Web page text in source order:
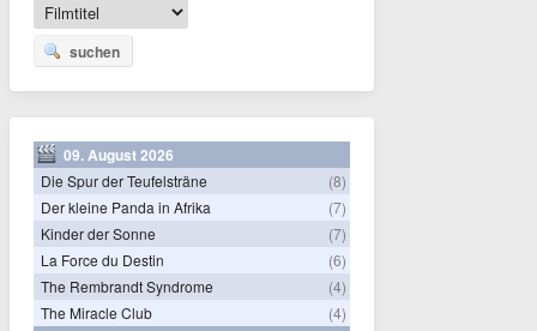
suchen
09. August 2026
Die Spur der Teufelsträne
(8)
Der kleine Panda in Afrika
(7)
Kinder der Sonne
(7)
La Force du Destin
(6)
The Rembrandt Syndrome
(4)
The Miracle Club
(4)